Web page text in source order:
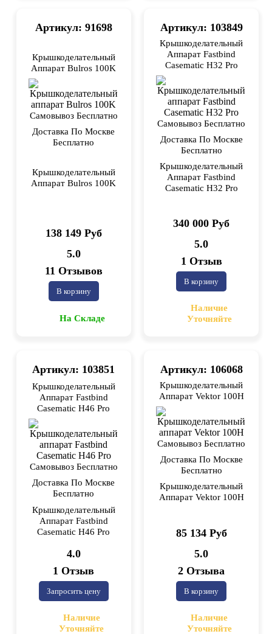
Артикул: 91698
Крышкоделательный
Аппарат Bulros 100K
Самовывоз Бесплатно
Доставка По Москве
Бесплатно
Крышкоделательный
Аппарат Bulros 100K
138 149 Руб
5.0
11 Отзывов
В корзину
На Складе
Артикул: 103849
Крышкоделательный
Аппарат Fastbind
Casematic H32 Pro
Самовывоз Бесплатно
Доставка По Москве
Бесплатно
Крышкоделательный
Аппарат Fastbind
Casematic H32 Pro
340 000 Руб
5.0
1 Отзыв
В корзину
Наличие
Уточняйте
Артикул: 103851
Крышкоделательный
Аппарат Fastbind
Casematic H46 Pro
Самовывоз Бесплатно
Доставка По Москве
Бесплатно
Крышкоделательный
Аппарат Fastbind
Casematic H46 Pro
4.0
1 Отзыв
Запросить цену
Наличие
Уточняйте
Артикул: 106068
Крышкоделательный
Аппарат Vektor 100H
Самовывоз Бесплатно
Доставка По Москве
Бесплатно
Крышкоделательный
Аппарат Vektor 100H
85 134 Руб
5.0
2 Отзыва
В корзину
Наличие
Уточняйте